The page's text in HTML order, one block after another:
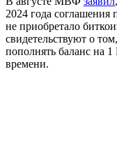
2024 года соглашения
не приобретало
свидетельствуют о
пополнять баланс на
времени.